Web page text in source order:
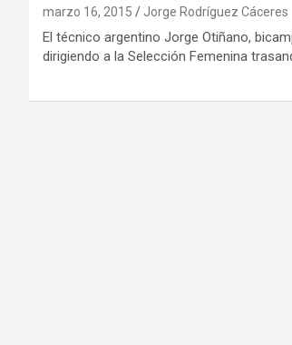
marzo 16, 2015 Jorge Rodríguez Cáceres
El técnico argentino Jorge Otiñano,
dirigiendo a la Selección Femenina